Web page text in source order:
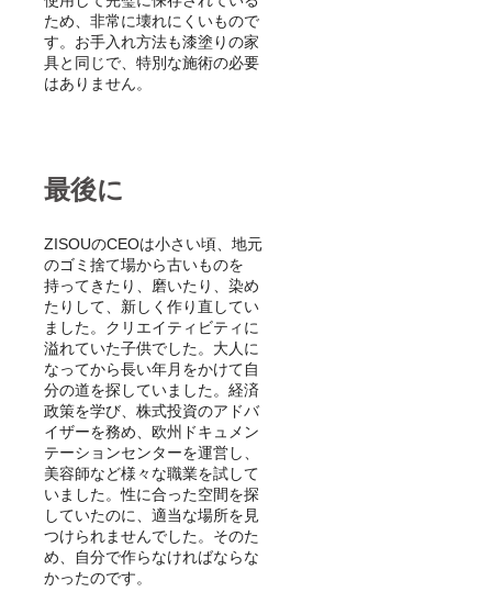
ため、非常に壊れにくいもので
す。お手入れ方法も漆塗りの家
具と同じで、特別な施術の必要
はありません。
最後に
ZISOUのCEOは小さい頃、地元
のゴミ捨て場から古いものを
持ってきたり、磨いたり、染め
たりして、新しく作り直してい
ました。クリエイティビティに
溢れていた子供でした。大人に
なってから長い年月をかけて自
分の道を探していました。経済
政策を学び、株式投資のアドバ
イザーを務め、欧州ドキュメン
テーションセンターを運営し、
美容師など様々な職業を試して
いました。性に合った空間を探
していたのに、適当な場所を見
つけられませんでした。そのた
め、自分で作らなければならな
かったのです。